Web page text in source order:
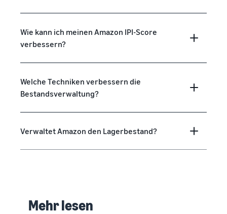
Wie kann ich meinen Amazon IPI-Score
verbessern?
Welche Techniken verbessern die
Bestandsverwaltung?
Verwaltet Amazon den Lagerbestand?
Mehr lesen